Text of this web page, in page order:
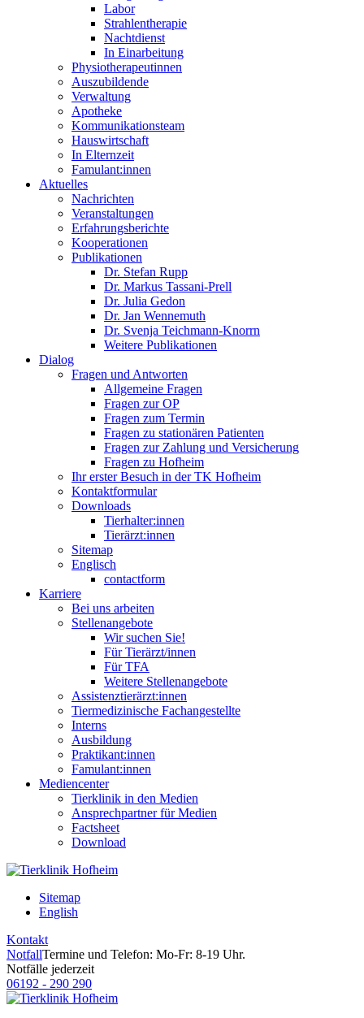
Labor
Strahlentherapie
Nachtdienst
In Einarbeitung
Physiotherapeutinnen
Auszubildende
Verwaltung
Apotheke
Kommunikationsteam
Hauswirtschaft
In Elternzeit
Famulant:innen
Aktuelles
Nachrichten
Veranstaltungen
Erfahrungsberichte
Kooperationen
Publikationen
Dr. Stefan Rupp
Dr. Markus Tassani-Prell
Dr. Julia Gedon
Dr. Jan Wennemuth
Dr. Svenja Teichmann-Knorrn
Weitere Publikationen
Dialog
Fragen und Antworten
Allgemeine Fragen
Fragen zur OP
Fragen zum Termin
Fragen zu stationären Patienten
Fragen zur Zahlung und Versicherung
Fragen zu Hofheim
Ihr erster Besuch in der TK Hofheim
Kontaktformular
Downloads
Tierhalter:innen
Tierärzt:innen
Sitemap
Englisch
contactform
Karriere
Bei uns arbeiten
Stellenangebote
Wir suchen Sie!
Für Tierärzt/innen
Für TFA
Weitere Stellenangebote
Assistenztierärzt:innen
Tiermedizinische Fachangestellte
Interns
Ausbildung
Praktikant:innen
Famulant:innen
Mediencenter
Tierklinik in den Medien
Ansprechpartner für Medien
Factsheet
Download
Sitemap
English
Kontakt
NotfallTermine und Telefon: Mo-Fr: 8-19 Uhr.
Notfälle jederzeit
06192 - 290 290